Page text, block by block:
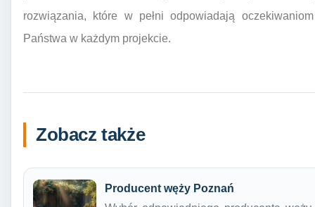
rozwiązania, które w pełni odpowiadają
Państwa w każdym projekcie.
Zobacz także
Producent węży Poznań